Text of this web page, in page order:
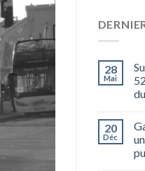
28
Mai
20
Déc